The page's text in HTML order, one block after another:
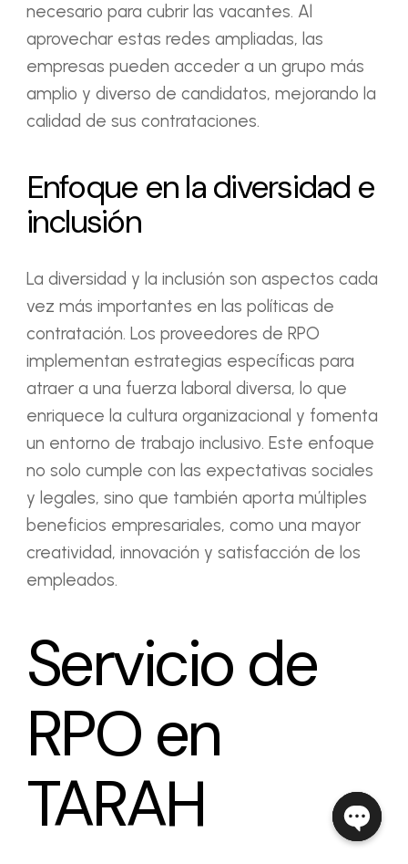
necesario para cubrir las vacantes. Al
aprovechar estas redes ampliadas, las
empresas pueden acceder a un grupo más
amplio y diverso de candidatos, mejorando la
calidad de sus contrataciones.
Enfoque en la diversidad e
inclusión
La diversidad y la inclusión son aspectos cada
vez más importantes en las políticas de
contratación. Los proveedores de RPO
implementan estrategias específicas para
atraer a una fuerza laboral diversa, lo que
enriquece la cultura organizacional y fomenta
un entorno de trabajo inclusivo. Este enfoque
no solo cumple con las expectativas sociales
y legales, sino que también aporta múltiples
beneficios empresariales, como una mayor
creatividad, innovación y satisfacción de los
empleados.
Servicio de
RPO en
TARAH